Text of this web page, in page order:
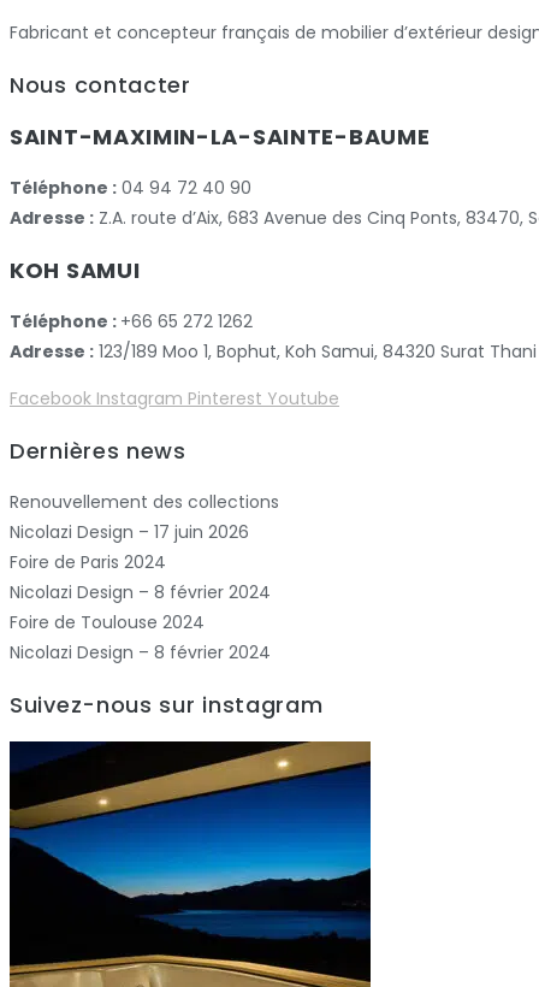
Fabricant et concepteur français de mobilier d’extérieur
Nous contacter
SAINT-MAXIMIN-LA-SAINTE-BAUME
Téléphone : 04 94 72 40 90
Adresse : Z.A. route d’Aix, 683 Avenue des Cinq Ponts,
KOH SAMUI
Téléphone : +66 65 272 1262
Adresse : 123/189 Moo 1, Bophut, Koh Samui, 84320 Surat Thani
Facebook Instagram Pinterest Youtube
Dernières news
Renouvellement des collections
Nicolazi Design – 17 juin 2026
Foire de Paris 2024
Nicolazi Design – 8 février 2024
Foire de Toulouse 2024
Nicolazi Design – 8 février 2024
Suivez-nous sur instagram